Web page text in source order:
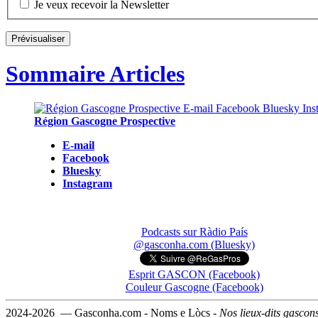
Je veux recevoir la Newsletter
Sommaire Articles
Région Gascogne Prospective
E-mail
Facebook
Bluesky
Instagram
Podcasts sur Ràdio País
@gasconha.com (Bluesky)
Esprit GASCON (Facebook)
Couleur Gascogne (Facebook)
2024-2026 — Gasconha.com - Noms e Lòcs - Nos lieux-dits